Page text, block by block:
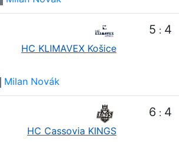
HC KLIMAVEX Košice
5 : 4
Milan Novák
HC Cassovia KINGS
6 : 4